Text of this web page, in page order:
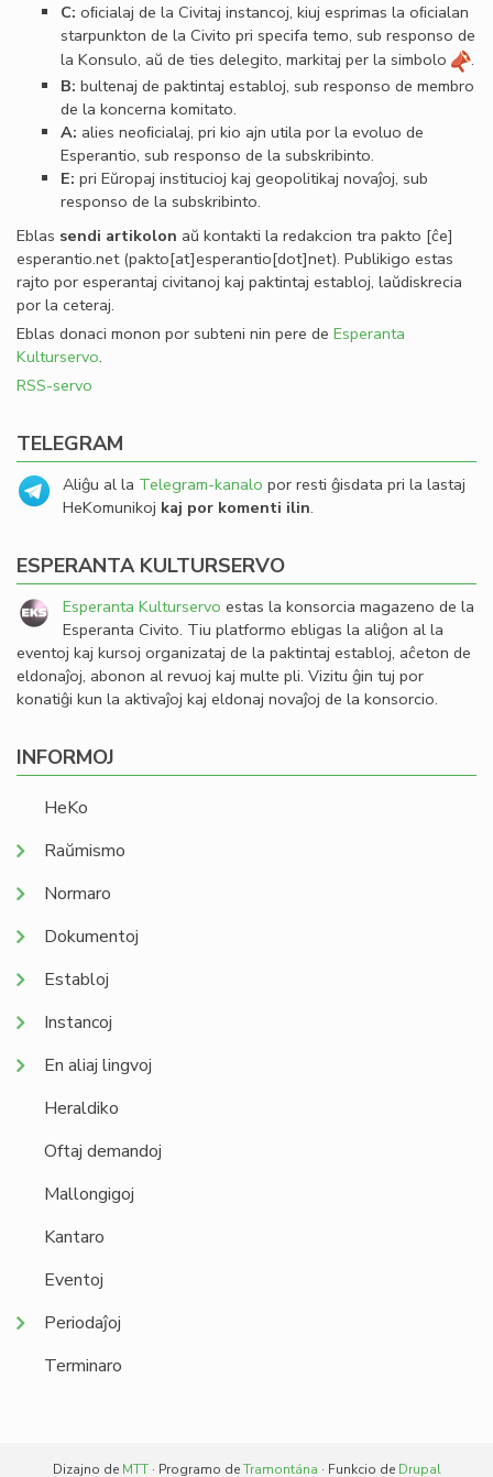
C: oﬁcialaj de la Civitaj instancoj, kiuj esprimas la oﬁcialan
starpunkton de la Civito pri specifa temo, sub responso de
la Konsulo, aŭ de ties delegito, markitaj per la simbolo
.
B: bultenaj de paktintaj establoj, sub responso de membro
de la koncerna komitato.
A: alies neoﬁcialaj, pri kio ajn utila por la evoluo de
Esperantio, sub responso de la subskribinto.
E: pri Eŭropaj institucioj kaj geopolitikaj novaĵoj, sub
responso de la subskribinto.
Eblas sendi artikolon aŭ kontakti la redakcion tra pakto [ĉe]
esperantio.net(pakto[at]esperantio[dot]net). Publikigo estas
rajto por esperantaj civitanoj kaj paktintaj establoj, laŭdiskrecia
por la ceteraj.
Eblas donaci monon por subteni nin pere de Esperanta
Kulturservo.
RSS-servo
TELEGRAM
Aliĝu al la Telegram-kanalo por resti ĝisdata pri la lastaj
HeKomunikoj kaj por komenti ilin.
ESPERANTA KULTURSERVO
Esperanta Kulturservo estas la konsorcia magazeno de la
Esperanta Civito. Tiu platformo ebligas la aliĝon al la
eventoj kaj kursoj organizataj de la paktintaj establoj, aĉeton de
eldonaĵoj, abonon al revuoj kaj multe pli. Vizitu ĝin tuj por
konatiĝi kun la aktivaĵoj kaj eldonaj novaĵoj de la konsorcio.
INFORMOJ
HeKo
Raŭmismo
Normaro
Dokumentoj
Establoj
Instancoj
En aliaj lingvoj
Heraldiko
Oftaj demandoj
Mallongigoj
Kantaro
Eventoj
Periodaĵoj
Terminaro
Dizajno de MTT· Programo deTramontána · Funkcio de Drupal